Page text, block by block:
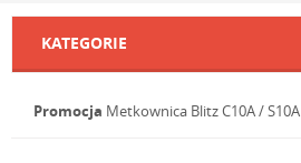
KATEGORIE
Promocja Metkownica Blitz C10A / S10A